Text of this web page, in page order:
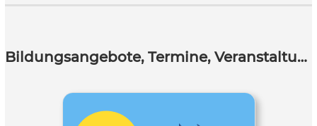
Bildungsangebote, Termine, Veranstaltungen